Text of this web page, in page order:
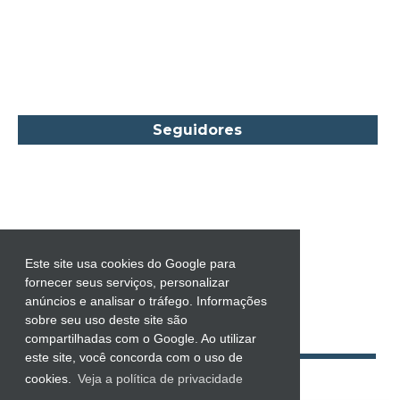
Este site usa cookies do Google para
fornecer seus serviços, personalizar
anúncios e analisar o tráfego. Informações
sobre seu uso deste site são
compartilhadas com o Google. Ao utilizar
este site, você concorda com o uso de
cookies.
Veja a política de privacidade
Caroline Linden
Celeste Bradley
Chantelle Shaw
Charles Dickens
Charlie Donlea
Charlotte Brontë
Charlotte Lamb
Seguidores